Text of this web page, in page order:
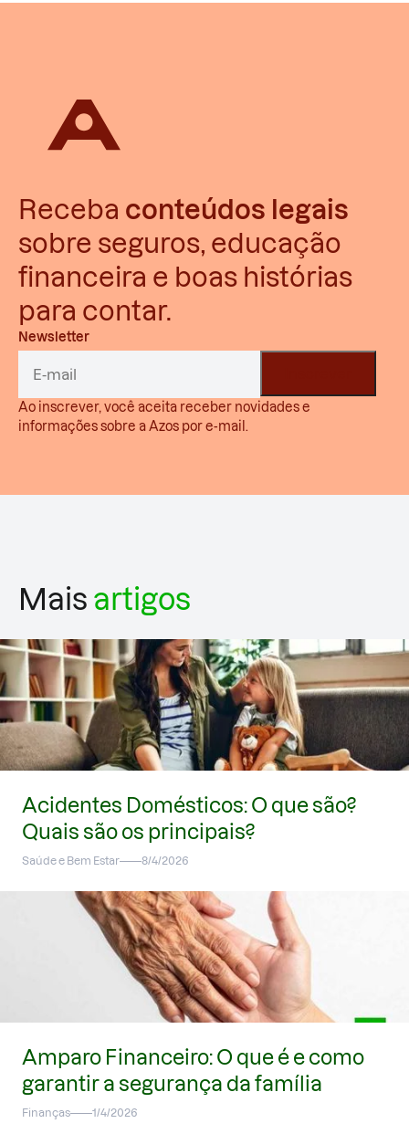
Receba conteúdos legais
sobre seguros, educação
financeira e boas histórias
para contar.
Newsletter
Ao inscrever, você aceita receber novidades e
informações sobre a Azos por e-mail.
Mais artigos
Acidentes Domésticos: O que são?
Quais são os principais?
Saúde e Bem Estar 8/4/2026
Amparo Financeiro: O que é e como
garantir a segurança da família
Finanças 1/4/2026